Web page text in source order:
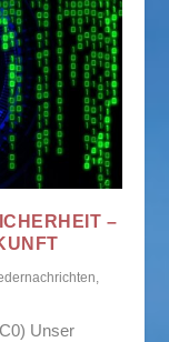
–
,
Unser